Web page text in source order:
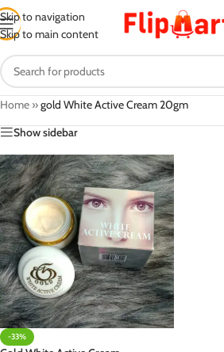
Skip to navigation
Skip to main content
Home »gold White Active Cream 20gm
Show sidebar
-33%